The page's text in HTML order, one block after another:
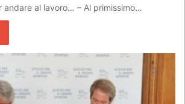
al lavoro… – Al primissimo…